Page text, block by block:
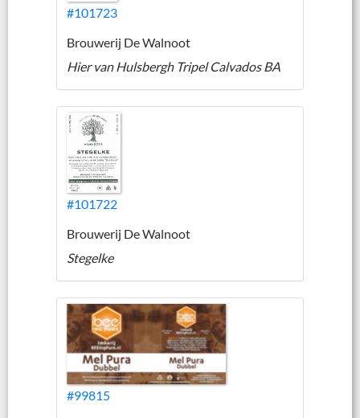
#101723
Brouwerij De Walnoot
Hier van Hulsbergh Tripel Calvados BA
#101722
Brouwerij De Walnoot
Stegelke
#99815